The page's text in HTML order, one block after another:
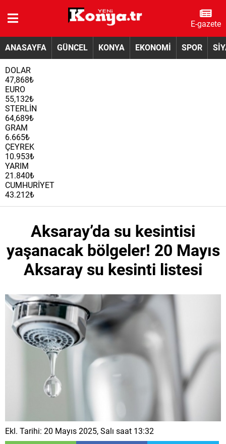
E-gazete
ANASAYFA GÜNCEL KONYA EKONOMİ SPOR
DOLAR
47,868₺
EURO
55,132₺
STERLİN
64,689₺
GRAM
6.665₺
ÇEYREK
10.953₺
YARIM
21.840₺
CUMHURİYET
43.212₺
Aksaray’da su kesintisi
yaşanacak bölgeler! 20 Mayıs
Aksaray su kesinti listesi
Ekl. Tarihi: 20 Mayıs 2025, Salı saat 13:32